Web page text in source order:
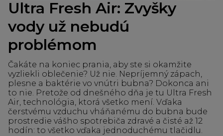
Ultra Fresh Air: Zvyšky
vody už nebudú
problémom
Čakáte na koniec prania, aby ste si okamžite
vyzliekli oblečenie? Už nie. Nepríjemný zápach,
plesne a baktérie vo vnútri bubna? Dokonca ani
to nie. Pretože od dnešného dňa je tu Ultra Fresh
Air, technológia, ktorá všetko mení. Vďaka
čerstvému ​​vzduchu vháňanému do bubna bude
prostredie vášho spotrebiča zdravé a čisté až 12
hodín: to všetko vďaka jednoduchému tlačidlu.